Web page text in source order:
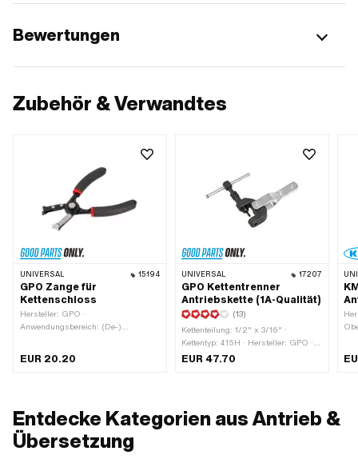
Bewertungen
Zubehör & Verwandtes
UNIVERSAL 15194
GPO Zange für
Kettenschloss
Hersteller: GPO ·
Anwendungsbereich: (De-)
EUR 20.20
UNIVERSAL 17207
GPO Kettentrenner
Antriebskette (1A-Qualität)
(13)
Kettenteilung: 1/2" x 3/16" ·
Kettentyp: 415H · Hersteller: GPO ·
Material: Stahl · Breite: 34 mm ·
EUR 47.70
Entdecke Kategorien aus Antrieb &
Übersetzung